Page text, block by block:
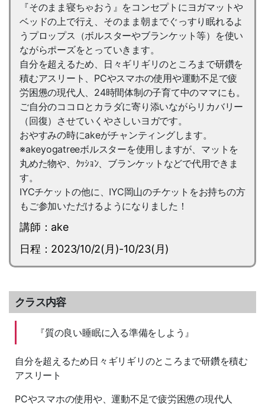
『そのまま寝ちゃおう』をコンセプトにヨガマットや
ベッドの上で行え、そのまま朝までぐっすり眠れるよ
うプロップス（ボルスターやブランケット等）を使い
ながらポーズをとっていきます。
自分を超えるため、日々ギリギリのところまで研鑽を
積むアスリート、PCやスマホの使用や運動不足で疲
労困憊の現代人、24時間体制の子育て中のママにも。
ご自分のココロとカラダに寄り添いながらリカバリー
（回復）させていくやさしいヨガです。
おやすみの時にakeがチャンティングします。
※akeyogatreeボルスターを使用しますが、マットを
丸めた物や、ｸｯｼｮﾝ、ブランケットなどで代用できま
す。
IYCチケットの他に、IYC岡山のチケットをお持ちの方
もご参加いただけるようになりました！
講師：ake
日程：2023/10/2(月)-10/23(月)
クラス内容
『質の良い睡眠に入る準備をしよう』
自分を超えるため日々ギリギリのところまで研鑽を積む
アスリート
PCやスマホの使用や、運動不足で疲労困憊の現代人